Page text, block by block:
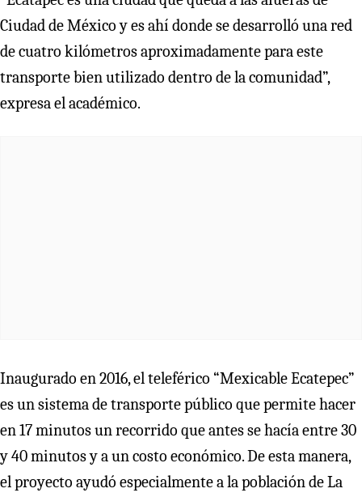
Ciudad de México y es ahí donde se desarrolló una red
de cuatro kilómetros aproximadamente para este
transporte bien utilizado dentro de la comunidad”,
expresa el académico.
Inaugurado en 2016, el teleférico “Mexicable Ecatepec”
es un sistema de transporte público que permite hacer
en 17 minutos un recorrido que antes se hacía entre 30
y 40 minutos y a un costo económico. De esta manera,
el proyecto ayudó especialmente a la población de La